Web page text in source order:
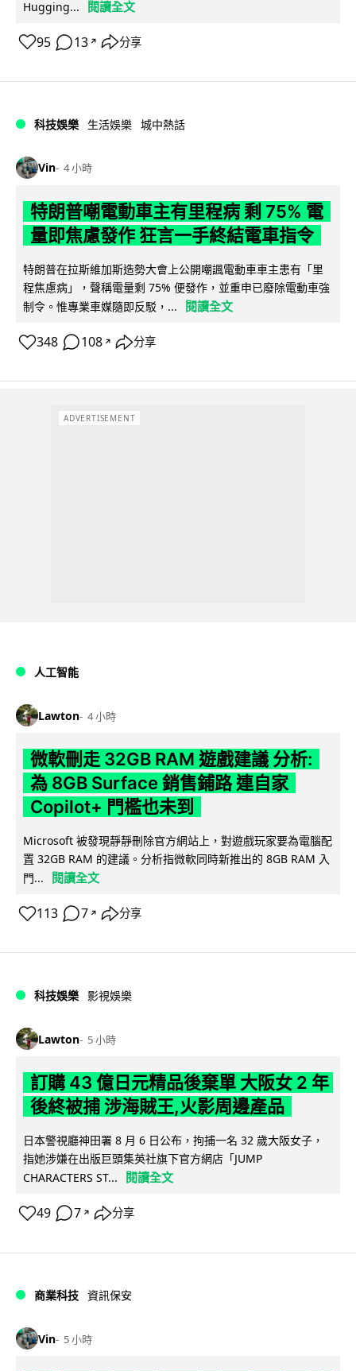
Hugging... 閱讀全文
95 13 ↗ 分享
科技娛樂 生活娛樂 城中熱話
Vin 4 小時
特朗普嘲電動車主有里程病 剩 75% 電
量即焦慮發作 狂言一手終結電車指令
特朗普在拉斯維加斯造勢大會上公開嘲諷電動車車主患有「里
程焦慮病」，聲稱電量剩 75% 便發作，並重申已廢除電動車強
制令。惟專業車媒隨即反駁，...
閱讀全文
348 108 ↗ 分享
ADVERTISEMENT
人工智能
Lawton 4 小時
微軟刪走 32GB RAM 遊戲建議 分析:
為 8GB Surface 銷售鋪路 連自家
Copilot+ 門檻也未到
Microsoft 被發現靜靜刪除官方網站上，對遊戲玩家要為電腦配
置 32GB RAM 的建議。分析指微軟同時新推出的 8GB RAM 入
門...
閱讀全文
113 7 ↗ 分享
科技娛樂 影視娛樂
Lawton 5 小時
訂購 43 億日元精品後棄單 大阪女 2 年
後終被捕 涉海賊王,火影周邊產品
日本警視廳神田署 8 月 6 日公布，拘捕一名 32 歲大阪女子，
指她涉嫌在出版巨頭集英社旗下官方網店「JUMP
CHARACTERS ST...
閱讀全文
49 7 ↗ 分享
商業科技 資訊保安
Vin 5 小時